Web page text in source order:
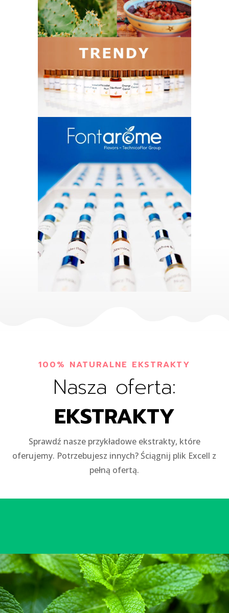
100% NATURALNE EKSTRAKTY
Nasza oferta:
EKSTRAKTY
Sprawdź nasze przykładowe ekstrakty, które
oferujemy. Potrzebujesz innych? Ściągnij plik Excell z
pełną ofertą.